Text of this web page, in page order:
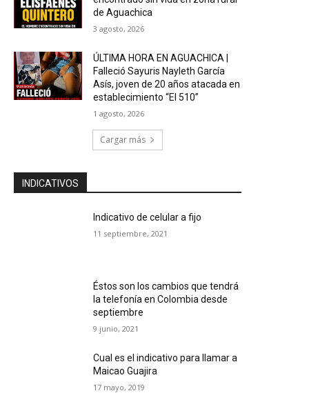
de Aguachica
3 agosto, 2026
ÚLTIMA HORA EN AGUACHICA |
Falleció Sayuris Nayleth García
Asís, joven de 20 años atacada en
establecimiento “El 510”
1 agosto, 2026
Cargar más
INDICATIVOS
Indicativo de celular a fijo
11 septiembre, 2021
Éstos son los cambios que tendrá
la telefonía en Colombia desde
septiembre
9 junio, 2021
Cual es el indicativo para llamar a
Maicao Guajira
17 mayo, 2019